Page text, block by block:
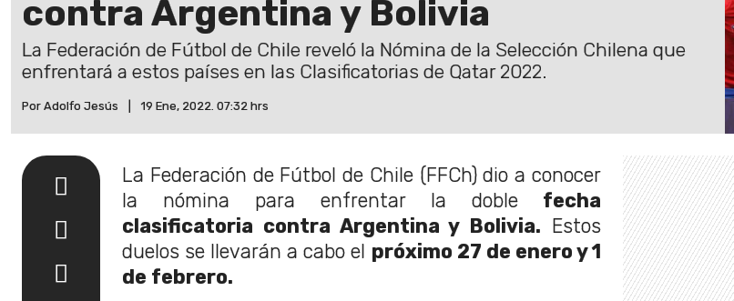
contra Argentina y Bolivia
La Federación de Fútbol de Chile reveló la Nómina de la Selección Chilena que
enfrentará a estos países en las Clasificatorias de Qatar 2022.
Por Adolfo Jesús 19 Ene, 2022. 07:32 hrs
La Federación de Fútbol de Chile (FFCh) dio a conocer
la nómina para enfrentar la doble fecha
clasificatoria contra Argentina y Bolivia. Estos
duelos se llevarán a cabo el próximo 27 de enero y 1
de febrero.